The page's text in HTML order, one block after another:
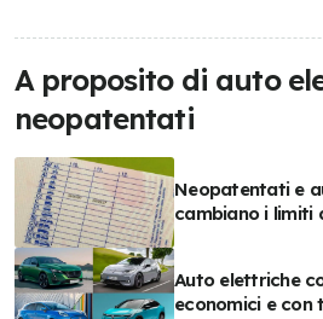
A proposito di auto
neopatentati
Neopatentati e
cambiano i limiti
Auto elettriche
economici e